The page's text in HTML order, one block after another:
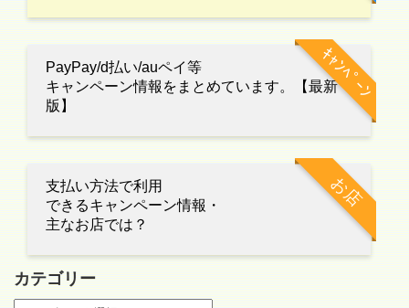
ｷｬﾝﾍﾟｰﾝ
PayPay/d払い/auペイ等
キャンペーン情報をまとめています。【最新
版】
お店
支払い方法で利用
できるキャンペーン情報・
主なお店では？
カテゴリー